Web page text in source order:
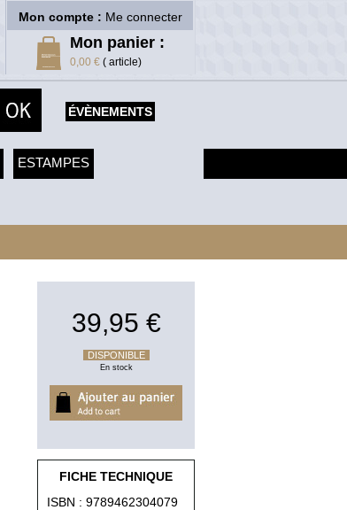
Mon compte : Me connecter
Mon panier :
0,00 € ( article)
ÉVÈNEMENTS
ESTAMPES
39,95 €
DISPONIBLE
En stock
FICHE TECHNIQUE
ISBN : 9789462304079